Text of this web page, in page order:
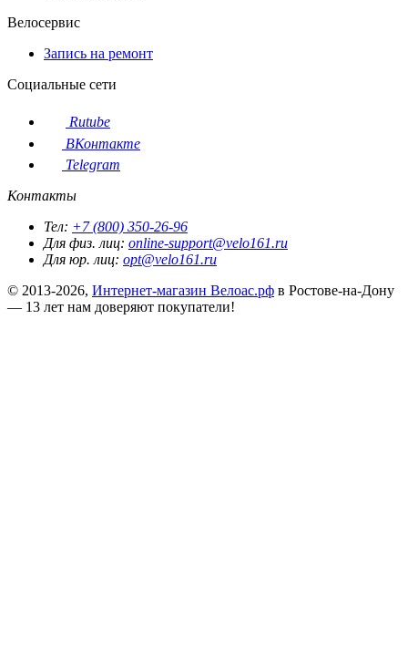
Велосервис
Запись на ремонт
Социальные сети
Rutube
ВКонтакте
Telegram
Контакты
Тел: +7 (800) 350-26-96
Для физ. лиц: online-support@velo161.ru
Для юр. лиц: opt@velo161.ru
© 2013-2026, Интернет-магазин Велоас.рф в Ростове-на-Дону
— 13 лет нам доверяют покупатели!